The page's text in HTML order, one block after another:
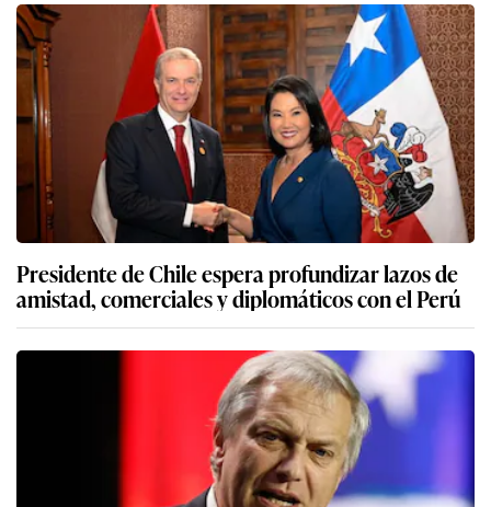
Presidente de Chile espera profundizar lazos de
amistad, comerciales y diplomáticos con el Perú